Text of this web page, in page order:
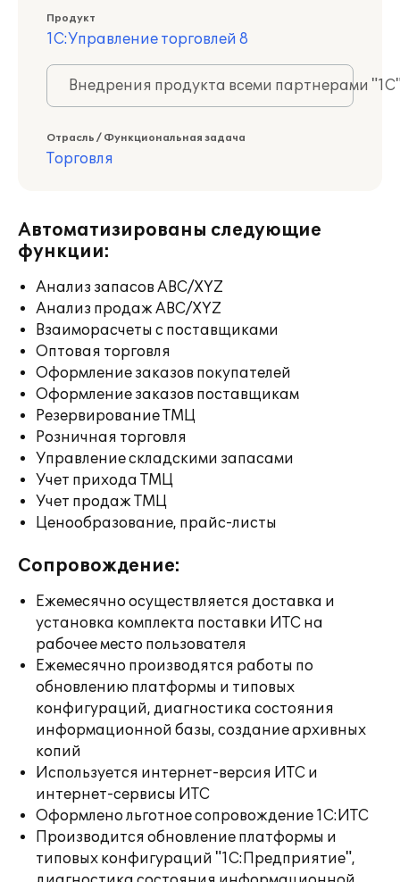
Продукт
1С:Управление торговлей 8
Внедрения продукта всеми партнерами
Отрасль / Функциональная задача
Торговля
Автоматизированы следующие
функции:
Анализ запасов ABC/XYZ
Анализ продаж ABC/XYZ
Взаиморасчеты с поставщиками
Оптовая торговля
Оформление заказов покупателей
Оформление заказов поставщикам
Резервирование ТМЦ
Розничная торговля
Управление складскими запасами
Учет прихода ТМЦ
Учет продаж ТМЦ
Ценообразование, прайс-листы
Сопровождение:
Ежемесячно осуществляется доставка и
установка комплекта поставки ИТС на
рабочее место пользователя
Ежемесячно производятся работы по
обновлению платформы и типовых
конфигураций, диагностика состояния
информационной базы, создание архивных
копий
Используется интернет-версия ИТС и
интернет-сервисы ИТС
Оформлено льготное сопровождение 1С:ИТС
Производится обновление платформы и
типовых конфигураций "1С:Предприятие",